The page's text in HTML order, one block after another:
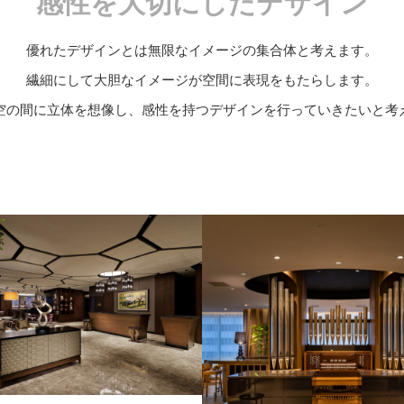
優れたデザインとは無限なイメージの集合体と考えます。
繊細にして大胆なイメージが空間に表現をもたらします。
の間に立体を想像し、感性を持つデザインを行っていきたいと考